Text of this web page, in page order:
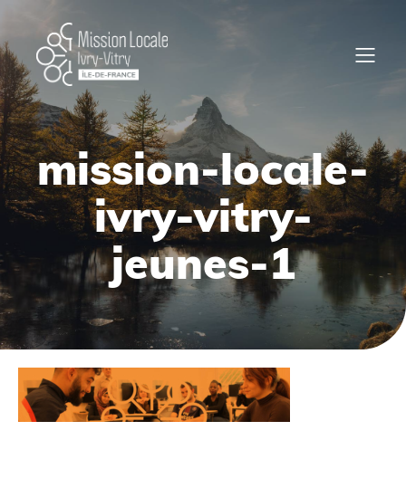
mission-locale-
ivry-vitry-
jeunes-1